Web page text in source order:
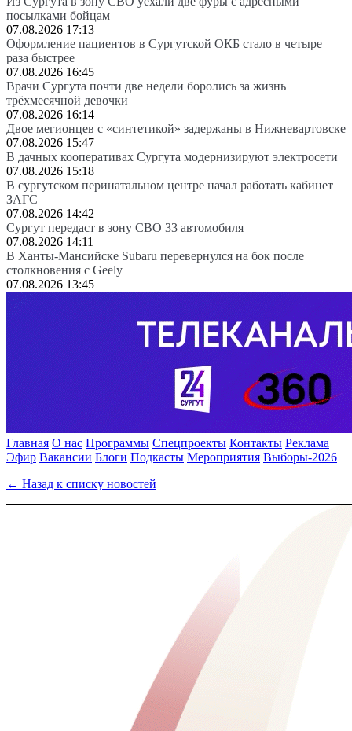
посылками бойцам
07.08.2026 17:13
Оформление пациентов в Сургутской ОКБ стало в четыре
раза быстрее
07.08.2026 16:45
Врачи Сургута почти две недели боролись за жизнь
трёхмесячной девочки
07.08.2026 16:14
Двое мегионцев с «синтетикой» задержаны в Нижневартовске
07.08.2026 15:47
В дачных кооперативах Сургута модернизируют электросети
07.08.2026 15:18
В сургутском перинатальном центре начал работать кабинет
ЗАГС
07.08.2026 14:42
Сургут передаст в зону СВО 33 автомобиля
07.08.2026 14:11
В Ханты-Мансийске Subaru перевернулся на бок после
столкновения с Geely
07.08.2026 13:45
Главная О нас Программы Спецпроекты Контакты Реклама
Эфир Вакансии Блоги Подкасты Мероприятия Выборы-2026
← Назад к списку новостей